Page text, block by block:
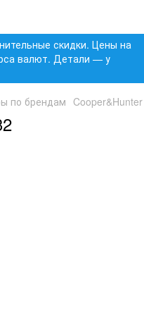
скидки. Цены на
валют. Детали — у
по брендам Cooper&Hunter